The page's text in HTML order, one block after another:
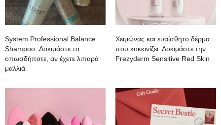
System Professional Balance
Shampoo. Δοκιμάστε το
οπωσδήποτε, αν έχετε λιπαρά
μαλλιά
Χειμώνας και ευαίσθητο δέρμα
που κοκκινίζει. Δοκιμάστε την
Frezyderm Sensitive Red Skin